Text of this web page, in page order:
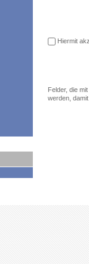
Hiermit
Felder, die
werden,